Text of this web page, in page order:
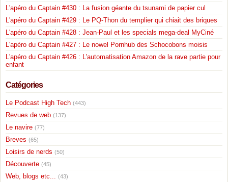
L'apéro du Captain #430 : La fusion géante du tsunami de papier cul
L'apéro du Captain #429 : Le PQ-Thon du templier qui chiait des briques
L'apéro du Captain #428 : Jean-Paul et les specials mega-deal MyCiné
L'apéro du Captain #427 : Le nowel Pornhub des Schocobons moisis
L'apéro du Captain #426 : L'automatisation Amazon de la rave partie pour
enfant
Catégories
Le Podcast High Tech (443)
Revues de web (137)
Le navire (77)
Breves (65)
Loisirs de nerds (50)
Découverte (45)
Web, blogs etc... (43)